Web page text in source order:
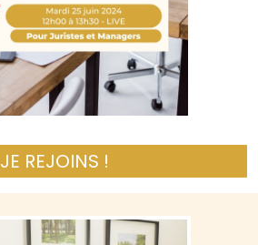
JE REJOINS !